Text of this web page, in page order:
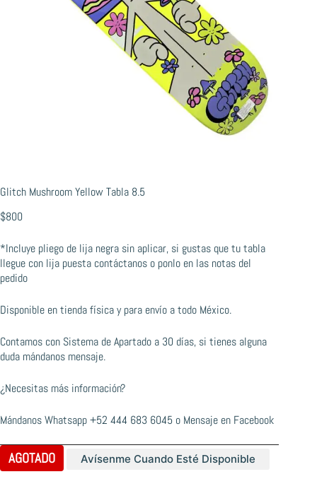
Glitch Mushroom Yellow Tabla 8.5
$800
*Incluye pliego de lija negra sin aplicar, si gustas que tu tabla
llegue con lija puesta contáctanos o ponlo en las notas del
pedido
Disponible en tienda física y para envío a todo México.
Contamos con Sistema de Apartado a 30 días, si tienes alguna
duda mándanos mensaje.
¿Necesitas más información?
Mándanos Whatsapp+52 444 683 6045 o Mensaje en Facebook
AGOTADO Avísenme Cuando Esté Disponible